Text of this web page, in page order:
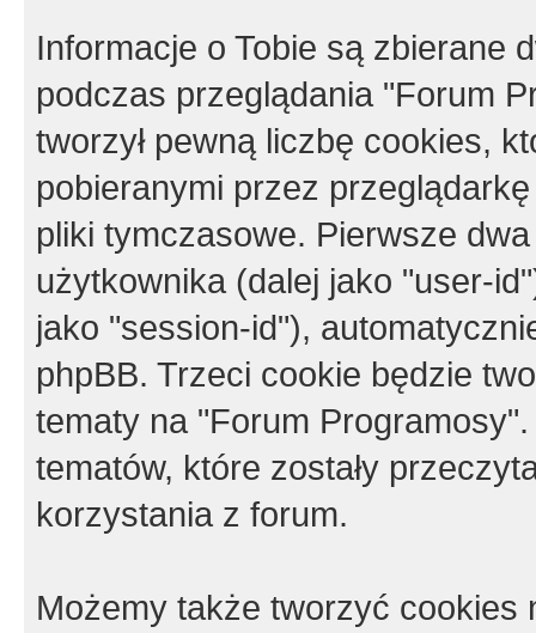
Informacje o Tobie są zbierane
podczas przeglądania "Forum
tworzył pewną liczbę cookies,
pobieranymi przez
pliki tymczasowe. Pierwsze
użytkownika (dalej jako "user-
jako "session-id"),
phpBB. Trzeci cookie będzie
tematy na "Forum
tematów, które zostały
korzystania z forum.
Możemy także tworzyć cookies